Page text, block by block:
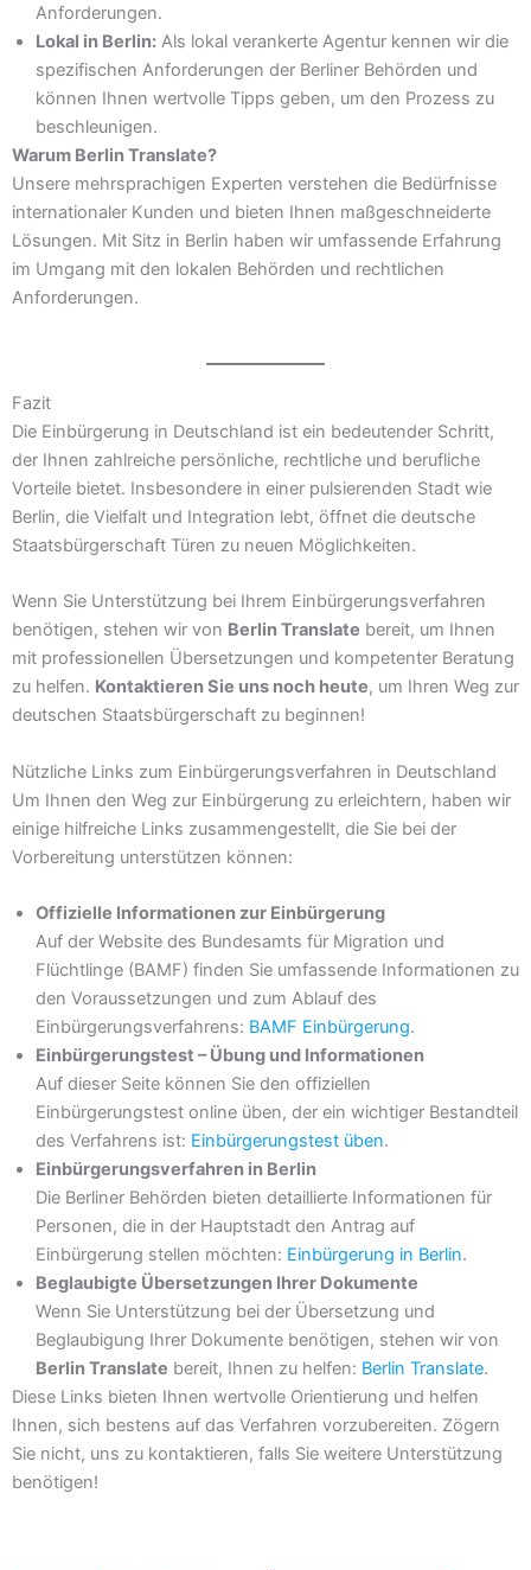
Anforderungen.
Lokal in Berlin: Als lokal verankerte Agentur kennen wir die
spezifischen Anforderungen der Berliner Behörden und
können Ihnen wertvolle Tipps geben, um den Prozess zu
beschleunigen.
Warum Berlin Translate?
Unsere mehrsprachigen Experten verstehen die Bedürfnisse
internationaler Kunden und bieten Ihnen maßgeschneiderte
Lösungen. Mit Sitz in Berlin haben wir umfassende Erfahrung
im Umgang mit den lokalen Behörden und rechtlichen
Anforderungen.
Fazit
Die Einbürgerung in Deutschland ist ein bedeutender Schritt,
der Ihnen zahlreiche persönliche, rechtliche und berufliche
Vorteile bietet. Insbesondere in einer pulsierenden Stadt wie
Berlin, die Vielfalt und Integration lebt, öffnet die deutsche
Staatsbürgerschaft Türen zu neuen Möglichkeiten.
Wenn Sie Unterstützung bei Ihrem Einbürgerungsverfahren
benötigen, stehen wir von Berlin Translate bereit, um Ihnen
mit professionellen Übersetzungen und kompetenter Beratung
zu helfen. Kontaktieren Sie uns noch heute, um Ihren Weg zur
deutschen Staatsbürgerschaft zu beginnen!
Nützliche Links zum Einbürgerungsverfahren in Deutschland
Um Ihnen den Weg zur Einbürgerung zu erleichtern, haben wir
einige hilfreiche Links zusammengestellt, die Sie bei der
Vorbereitung unterstützen können:
Offizielle Informationen zur Einbürgerung
Auf der Website des Bundesamts für Migration und
Flüchtlinge (BAMF) finden Sie umfassende Informationen zu
den Voraussetzungen und zum Ablauf des
Einbürgerungsverfahrens: BAMF Einbürgerung.
Einbürgerungstest – Übung und Informationen
Auf dieser Seite können Sie den offiziellen
Einbürgerungstest online üben, der ein wichtiger Bestandteil
des Verfahrens ist: Einbürgerungstest üben.
Einbürgerungsverfahren in Berlin
Die Berliner Behörden bieten detaillierte Informationen für
Personen, die in der Hauptstadt den Antrag auf
Einbürgerung stellen möchten: Einbürgerung in Berlin.
Beglaubigte Übersetzungen Ihrer Dokumente
Wenn Sie Unterstützung bei der Übersetzung und
Beglaubigung Ihrer Dokumente benötigen, stehen wir von
Berlin Translate bereit, Ihnen zu helfen: Berlin Translate.
Diese Links bieten Ihnen wertvolle Orientierung und helfen
Ihnen, sich bestens auf das Verfahren vorzubereiten. Zögern
Sie nicht, uns zu kontaktieren, falls Sie weitere Unterstützung
benötigen!